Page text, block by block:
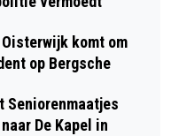
komt om
op Bergsche
Seniorenmaatjes
De Kapel in